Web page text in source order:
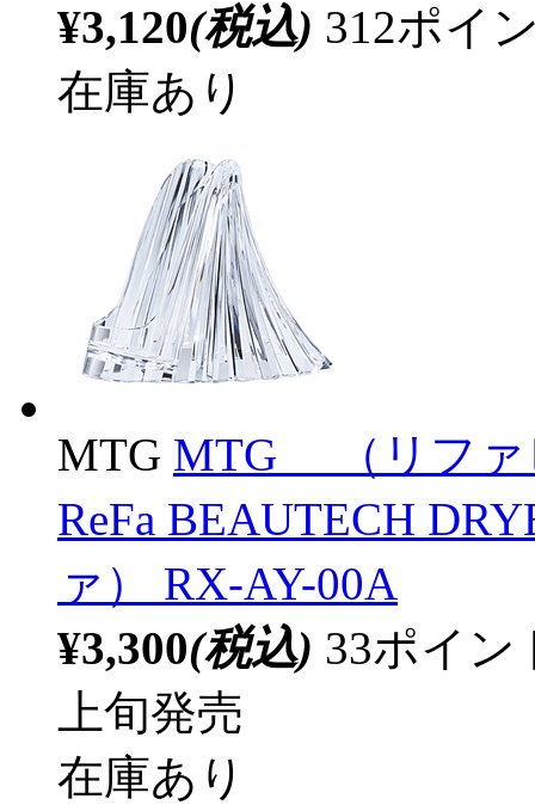
¥3,120(税込) 312ポイ
在庫あり
MTG MTG （リファ
ReFa BEAUTECH
ァ） RX-AY-00A
¥3,300(税込) 33ポイ
上旬発売
在庫あり